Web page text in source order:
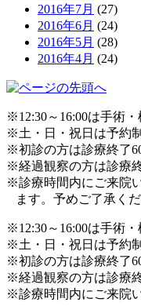
2016年7月 (27)
2016年6月 (24)
2016年5月 (28)
2016年4月 (24)
※12:30～16:00は手術
※土・日・祝日は予約
※初診の方は診療終了
※経過観察の方は診療
※診療時間内にご来院
ます。予めご了承くだ
※12:30～16:00は手術
※土・日・祝日は予約
※初診の方は診療終了
※経過観察の方は診療
※診療時間内にご来院